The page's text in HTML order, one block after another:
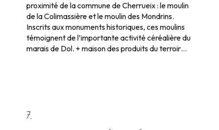
proximité de la commune de Cherrueix : le moulin
de la Colimassière et le moulin des Mondrins.
Inscrits aux monuments historiques, ces moulins
témoignent de l’importante activité céréalière du
marais de Dol. + maison des produits du terroir…
7.